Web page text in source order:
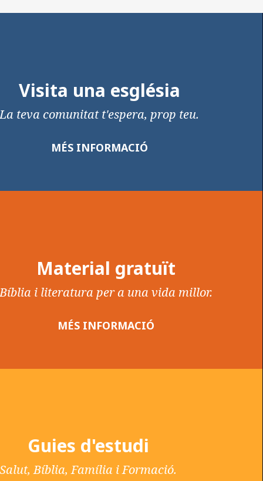
Visita una església
La teva comunitat t'espera, prop teu.
MÉS INFORMACIÓ
Material gratuït
Bíblia i literatura per a una vida millor.
MÉS INFORMACIÓ
Guies d'estudi
Salut, Bíblia, Família i Formació.